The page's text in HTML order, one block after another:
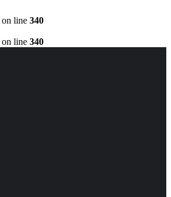
on line 340
on line 340